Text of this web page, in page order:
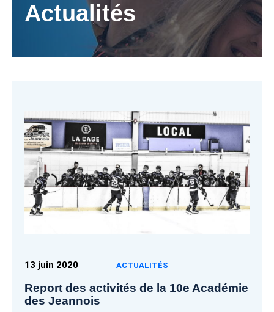
Actualités
13 juin 2020 ACTUALITÉS
Report des activités de la 10e Académie
des Jeannois